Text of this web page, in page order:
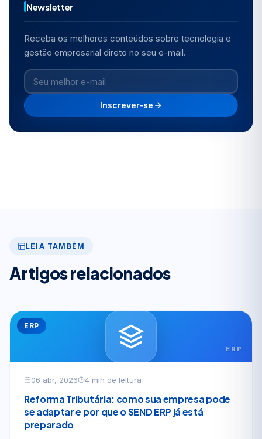
Newsletter
Receba os melhores conteúdos sobre tecnologia e
gestão empresarial direto no seu e-mail.
Inscrever-se
LEIA TAMBÉM
Artigos relacionados
ERP
ERP
06 abr, 2026 4 min de leitura
Reforma Tributária: como sua empresa pode
se adaptar e por que o SEND ERP já está
preparado